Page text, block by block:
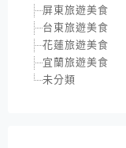
屏東旅遊美食
台東旅遊美食
花蓮旅遊美食
宜蘭旅遊美食
未分類